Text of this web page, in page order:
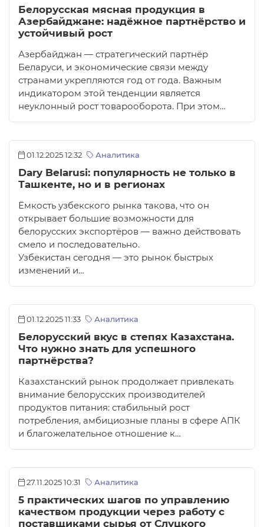
Белорусская мясная продукция в
Азербайджане: надёжное партнёрство и
устойчивый рост
Азербайджан — стратегический партнёр
Беларуси, и экономические связи между
странами укрепляются год от года. Важным
индикатором этой тенденции является
неуклонный рост товарооборота. При этом…
01.12.2025 12:32 Аналитика
Dary Belarusi: популярность не только в
Ташкенте, но и в регионах
Ёмкость узбекского рынка такова, что он
открывает большие возможности для
белорусских экспортёров — важно действовать
смело и последовательно.
Узбекистан сегодня — это рынок быстрых
изменений и…
01.12.2025 11:33 Аналитика
Белорусский вкус в степях Казахстана.
Что нужно знать для успешного
партнёрства?
Казахстанский рынок продолжает привлекать
внимание белорусских производителей
продуктов питания: стабильный рост
потребления, амбициозные планы в сфере АПК
и благожелательное отношение к…
27.11.2025 10:31 Аналитика
5 практических шагов по управлению
качеством продукции через работу с
поставщиками сырья от Слуцкого